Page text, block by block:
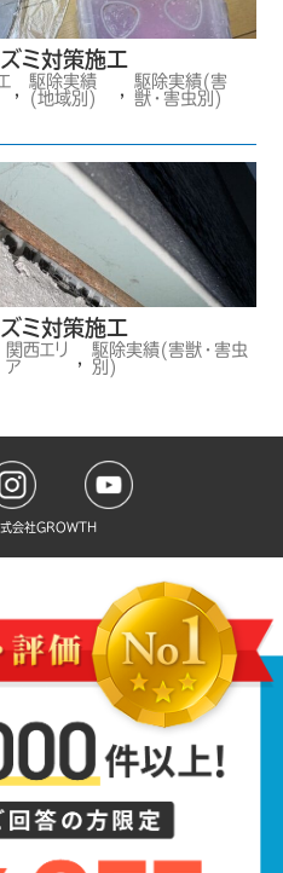
ミ対策施工
,
駆除実績
(地域別)
,
駆除実績(害
獣・害虫別)
ミ対策施工
関西エリ
ア
,
駆除実績(害獣・害虫
別)
社GROWTH